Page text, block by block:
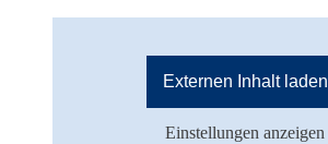
Externen Inhalt laden
Einstellungen anzeigen